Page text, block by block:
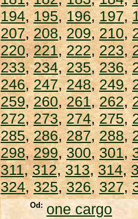
194,195,196,197,
207, 208, 209,210,
220,221,222,223,
233,234, 235,236,
246, 247,248, 249,
259,260,261,262,
272, 273,274,275,
285,286,287, 288,
298,299, 300, 301,
311,312,313,314,
324,325,326, 327,
Od: one cargo